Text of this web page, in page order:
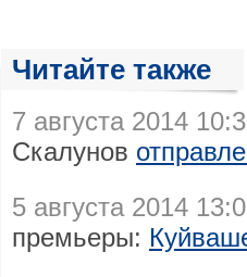
Читайте также
7 августа 2014
Скалунов
5 августа 2014
премьеры: